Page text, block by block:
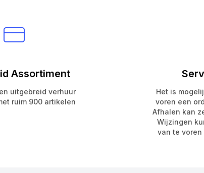
Assortiment
uitgebreid verhuur
ruim 900 artikelen
Het is
voren een
Afhalen kan
Wijzingen
van te